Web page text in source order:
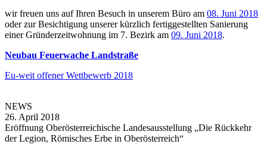
wir freuen uns auf Ihren Besuch in unserem Büro am 08. Juni 2018
oder zur Besichtigung unserer kürzlich fertiggestellten Sanierung
einer Gründerzeitwohnung im 7. Bezirk am 09. Juni 2018.
Neubau Feuerwache Landstraße
Eu-weit offener Wettbewerb 2018
NEWS
26. April 2018
Eröffnung Oberösterreichische Landesausstellung „Die Rückkehr
der Legion, Römisches Erbe in Oberösterreich“